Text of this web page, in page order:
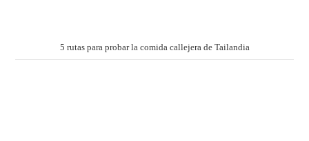
5 rutas para probar la comida callejera de Tailandia